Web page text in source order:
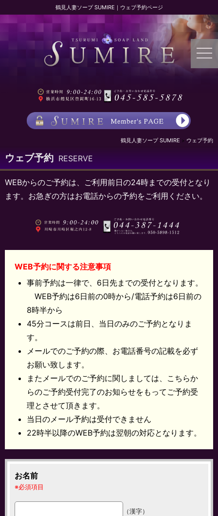
鶴見人妻ソープ SUMIRE｜ウェブ予約ページ
鶴見人妻ソープ SUMIRE ウェブ予約
ウェブ予約 RESERVE
WEBからのご予約は、ご利用前日の24時までの受付となり
ます。お急ぎの方はお電話からの予約をご利用ください。
WEB予約に関する注意事項
事前予約は一律で、6日先までの受付となります。
WEB予約は6日前の0時から/電話予約は6日前の
8時半から
45分コースは前日、当日のみのご予約となりま
す。
メールでのご予約の際、お電話番号の記載を必ず
お願い致します。
またメールでのご予約に関しましては、こちらか
らのご予約受付完了のお知らせをもってご予約受
理とさせて頂きます。
当日のメール予約は受付できません
22時半以降のWEB予約は翌朝の対応となります。
お名前
必須項目
（漢字）